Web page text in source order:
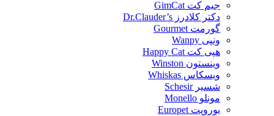
جیم کت GimCat
دکتر کلادرز Dr.Clauder’s
گورمت Gourmet
ونپی Wanpy
هپی کت Happy Cat
وینستون Winston
ویسکاس Whiskas
شسیر Schesir
مونلو Monello
یوروپت Europet